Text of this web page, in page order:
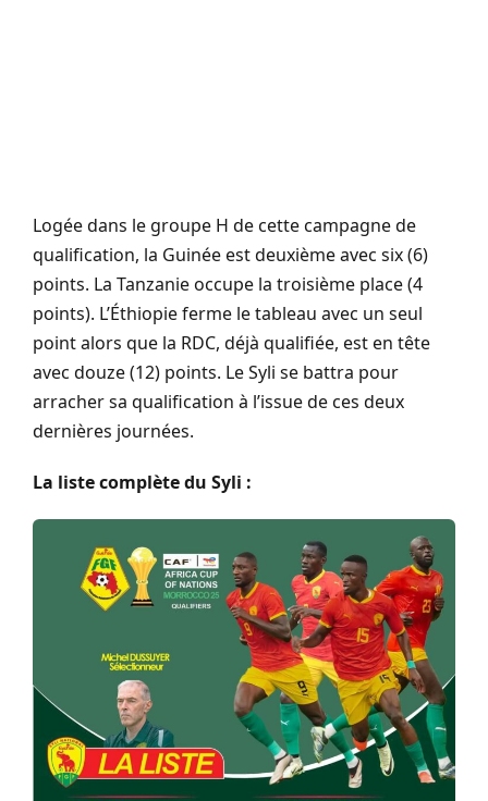
Logée dans le groupe H de cette campagne de
qualification, la Guinée est deuxième avec six (6)
points. La Tanzanie occupe la troisième place (4
points). L’Éthiopie ferme le tableau avec un seul
point alors que la RDC, déjà qualifiée, est en tête
avec douze (12) points. Le Syli se battra pour
arracher sa qualification à l’issue de ces deux
dernières journées.
La liste complète du Syli :